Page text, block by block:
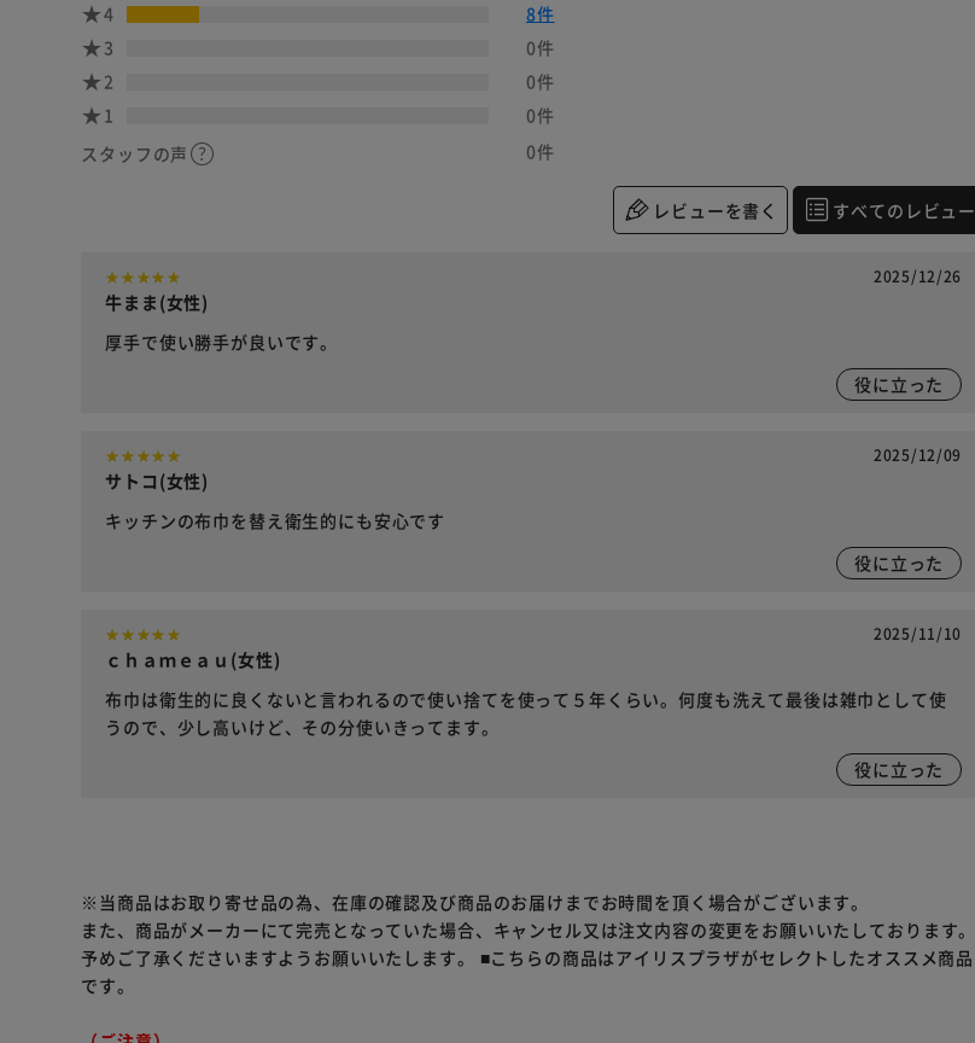
4
8件
3
0件
2
0件
1
0件
スタッフの声
0件
レビューを書く すべてのレビュー
2025/12/26
牛まま(女性)
厚手で使い勝手が良いです。
役に立った
2025/12/09
サトコ(女性)
キッチンの布巾を替え衛生的にも安心です
役に立った
2025/11/10
ｃｈａｍｅａｕ(女性)
布巾は衛生的に良くないと言われるので使い捨てを使って５年くらい。何度も洗えて最後は雑巾として使
うので、少し高いけど、その分使いきってます。
役に立った
※当商品はお取り寄せ品の為、在庫の確認及び商品のお届けまでお時間を頂く場合がございます。
また、商品がメーカーにて完売となっていた場合、キャンセル又は注文内容の変更をお願いいたしております。
予めご了承くださいますようお願いいたします。 ■こちらの商品はアイリスプラザがセレクトしたオススメ商品
です。